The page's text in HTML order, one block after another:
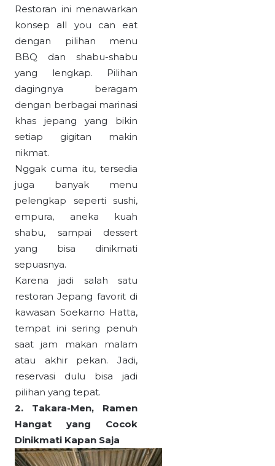
Restoran ini menawarkan
konsep all you can eat
dengan pilihan menu
BBQ dan shabu-shabu
yang lengkap. Pilihan
dagingnya beragam
dengan berbagai marinasi
khas jepang yang bikin
setiap gigitan makin
nikmat.
Nggak cuma itu, tersedia
juga banyak menu
pelengkap seperti sushi,
empura, aneka kuah
shabu, sampai dessert
yang bisa dinikmati
sepuasnya.
Karena jadi salah satu
restoran Jepang favorit di
kawasan Soekarno Hatta,
tempat ini sering penuh
saat jam makan malam
atau akhir pekan. Jadi,
reservasi dulu bisa jadi
pilihan yang tepat.
2. Takara-Men, Ramen
Hangat yang Cocok
Dinikmati Kapan Saja